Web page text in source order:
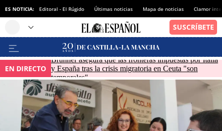
ES NOTICIA: Editoral - El Rúgido Últimas noticias Mapa de noticias Clamor
EN DIRECTO
Brunner asegura que las fronteras impuestas por Italia
y España tras la crisis migratoria en Ceuta "son
temporales"